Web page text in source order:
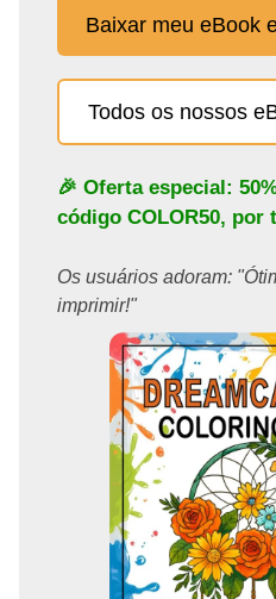
Baixar meu eBook
Todos os nossos
🎉 Oferta especial:
código COLOR50, por
Os usuários adoram:
imprimir!"